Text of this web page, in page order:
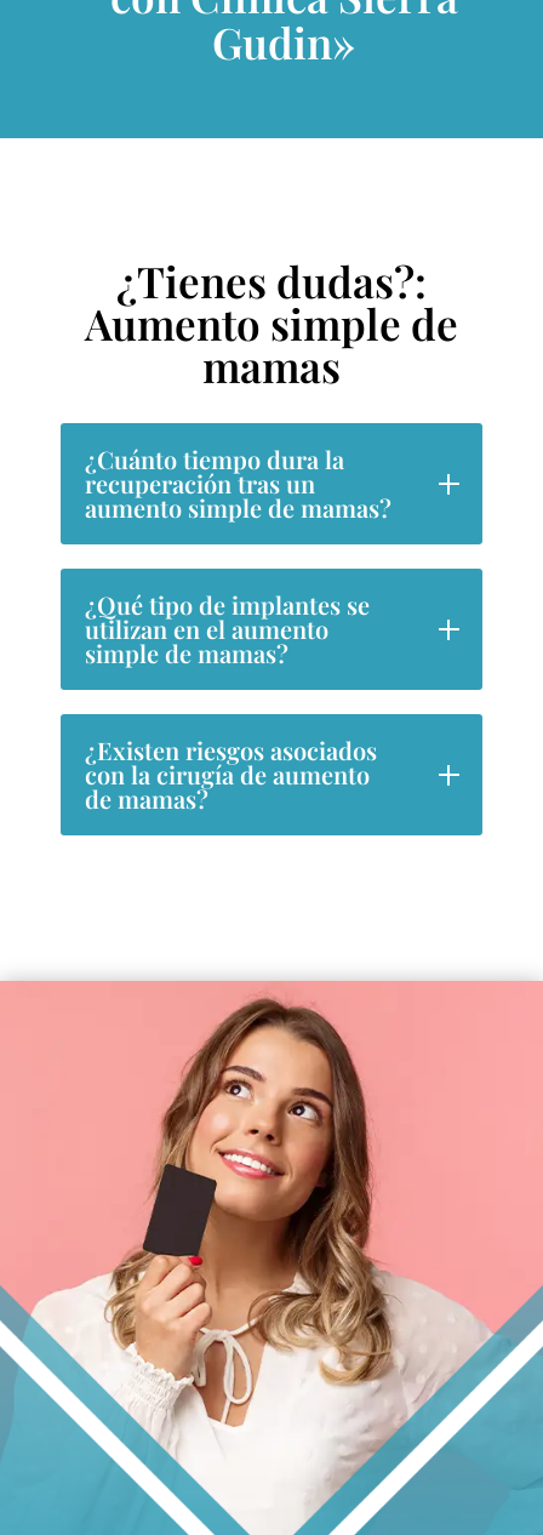
Gudin»
¿Tienes dudas?:
Aumento simple de
mamas
¿Cuánto tiempo dura la
recuperación tras un
aumento simple de mamas?
¿Qué tipo de implantes se
utilizan en el aumento
simple de mamas?
¿Existen riesgos asociados
con la cirugía de aumento
de mamas?